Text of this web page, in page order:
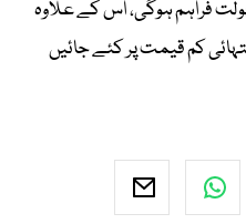
فراہم ہوگی، اس کے علاوہ
کم قیمت پر کئے جائیں